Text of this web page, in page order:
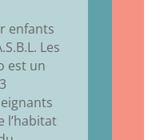
enfants
Les
est un
l’habitat